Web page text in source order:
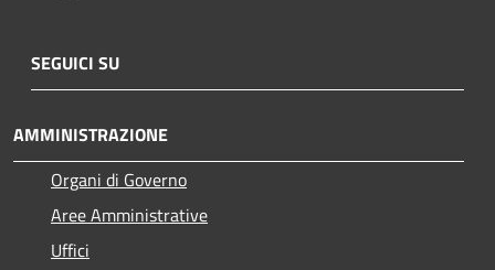
SEGUICI SU
AMMINISTRAZIONE
Organi di Governo
Aree Amministrative
Uffici